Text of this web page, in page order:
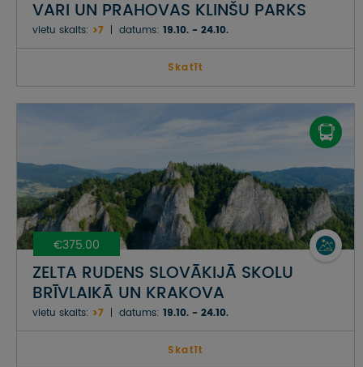
VARI UN PRAHOVAS KLINŠU PARKS
vietu skaits: >7 datums: 19.10. - 24.10.
Skatīt
€375.00
ZELTA RUDENS SLOVĀKIJĀ SKOLU
BRĪVLAIKĀ UN KRAKOVA
vietu skaits: >7 datums: 19.10. - 24.10.
Skatīt